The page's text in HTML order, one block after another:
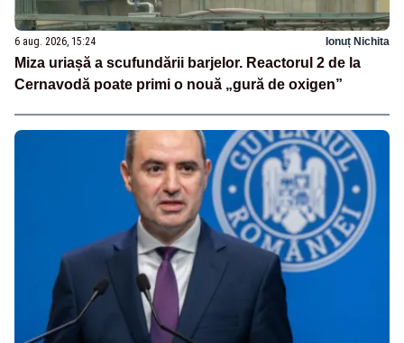
6 aug. 2026, 15:24 Ionuț Nichita
Miza uriașă a scufundării barjelor. Reactorul 2 de la
Cernavodă poate primi o nouă „gură de oxigen”